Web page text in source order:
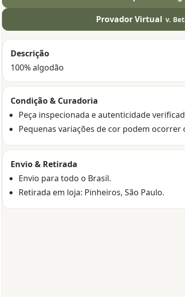
Provador Virtual v.
Descrição
100% algodão
Condição & Curadoria
Peça inspecionada e autenticidade
Pequenas variações de cor podem ocorrer
Envio & Retirada
Envio para todo o Brasil.
Retirada em loja: Pinheiros, São Paulo.